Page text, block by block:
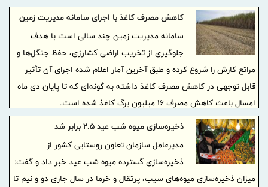
کاهش مصرف کاغذ با اجرای سامانه مدیریت زمین
سامانه مدیریت زمین چند سالی است با هدف
جلوگیری از تخریب اراضی کشارزی، حفظ جنگل‌ها و
مراتع کارش را شروع کرده و طبق آخرین آمار اعلام شده اجرای آن تأثیر
قابل توجهی در کاهش مصرف کاغذ داشته به گونه‌ای که تا پایان دی ماه
امسال باعث کاهش مصرف ۱۶ میلیون برگ کاغذ شده است.
ذخیره‌سازی میوه شب عید ۲.۵ برابر شد
مدیرعامل سازمان تعاون روستایی کشور از
ذخیره‌سازی گسترده میوه شب عید خبر داد و گفت:
میزان ذخیره‌سازی میوه‌های سیب، پرتقال و خرما در سال جاری دو و نیم تا